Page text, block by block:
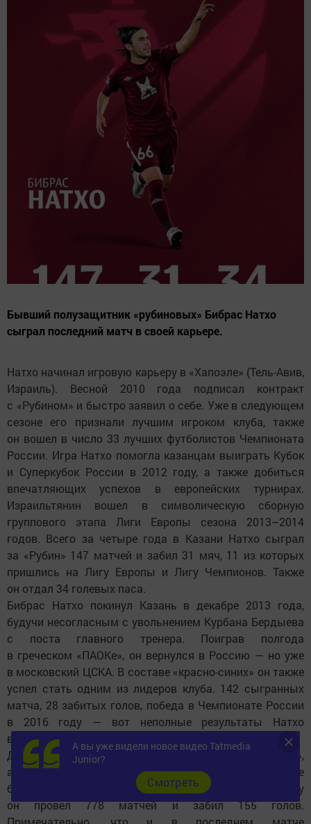
Бывший полузащитник «рубиновых» Бибрас Натхо
сыграл последний матч в своей карьере.
Натхо начинал игровую карьеру в «Хапоэле» (Тель-Авив,
Израиль). Весной 2010 года подписал контракт
с «Рубином» и быстро заявил о себе. Уже в следующем
сезоне его признали лучшим игроком клуба, также
он вошел в число 33 лучших футболистов Чемпионата
России. Игра Натхо помогла казанцам выиграть Кубок
и Суперкубок России в 2012 году, а также добиться
впечатляющих успехов в европейских турнирах.
Израильтянин вошел в символическую сборную
группового этапа Лиги Европы сезона 2013–2014
годов. Всего за четыре года в Казани Натхо сыграл
за «Рубин» 147 матчей и забил 31 мяч, 11 из которых
пришлись на Лигу Европы и Лигу Чемпионов. Также
он отдал 34 голевых паса.
Бибрас Натхо покинул Казань в декабре 2013 года,
будучи несогласным с увольнением Курбана Бердыева
с поста главного тренера. Поиграв полгода
в греческом «ПАОКе», он вернулся в Россию — но уже
в московский ЦСКА. В составе «красно-синих» он также
успел стать одним из лидеров клуба. 142 сыгранных
матча, 28 забитых голов, победа в Чемпионате России
в 2016 году — вот неполные результаты Натхо
в составе ЦСКА.
Далее израильтянин играл в греческом «Олимпиакосе»,
а с лета 2019 года находился в стане
белградского «Партизана». Всего за 20-летнюю карьеру
он провел 778 матчей и забил 155 голов.
А вы уже видели новое видео Tatmedia
Junior?
Cмотреть